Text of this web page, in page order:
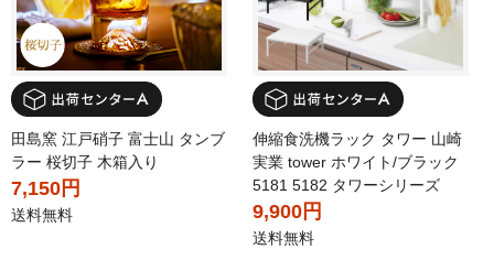
田島窯 江戸硝子 富士山 タンブ
ラー 桜切子 木箱入り
7,150円
送料無料
伸縮食洗機ラック タワー 山崎
実業 tower ホワイト/ブラック
5181 5182 タワーシリーズ
9,900円
送料無料